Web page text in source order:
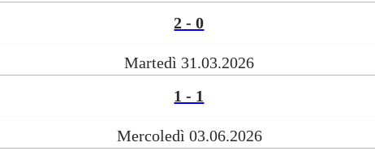
2 - 0
Martedì 31.03.2026
1 - 1
Mercoledì 03.06.2026